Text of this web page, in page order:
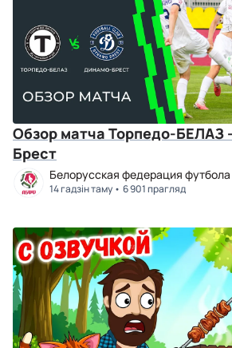
Обзор матча Торпедо-БЕЛАЗ
Брест
Белорусская федерация футбола
14 гадзін таму 6 901 прагляд